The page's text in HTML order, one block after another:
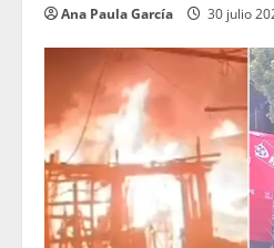
Ana Paula García 30 julio